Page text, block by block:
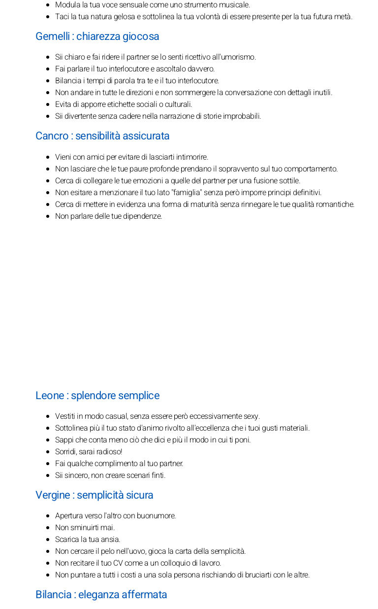
Modula la tua voce sensuale come uno strumento musicale.
Taci la tua natura gelosa e sottolinea la tua volontà di essere presente per la tua futura metà.
Gemelli : chiarezza giocosa
Sii chiaro e fai ridere il partner se lo senti ricettivo all'umorismo.
Fai parlare il tuo interlocutore e ascoltalo davvero.
Bilancia i tempi di parola tra te e il tuo interlocutore.
Non andare in tutte le direzioni e non sommergere la conversazione con dettagli inutili.
Evita di apporre etichette sociali o culturali.
Sii divertente senza cadere nella narrazione di storie improbabili.
Cancro : sensibilità assicurata
Vieni con amici per evitare di lasciarti intimorire.
Non lasciare che le tue paure profonde prendano il sopravvento sul tuo comportamento.
Cerca di collegare le tue emozioni a quelle del partner per una fusione sottile.
Non esitare a menzionare il tuo lato "famiglia" senza però imporre principi definitivi.
Cerca di mettere in evidenza una forma di maturità senza rinnegare le tue qualità romantiche.
Non parlare delle tue dipendenze.
Leone : splendore semplice
Vestiti in modo casual, senza essere però eccessivamente sexy.
Sottolinea più il tuo stato d'animo rivolto all'eccellenza che i tuoi gusti materiali.
Sappi che conta meno ciò che dici e più il modo in cui ti poni.
Sorridi, sarai radioso!
Fai qualche complimento al tuo partner.
Sii sincero, non creare scenari finti.
Vergine : semplicità sicura
Apertura verso l'altro con buonumore.
Non sminuirti mai.
Scarica la tua ansia.
Non cercare il pelo nell'uovo, gioca la carta della semplicità.
Non recitare il tuo CV come a un colloquio di lavoro.
Non puntare a tutti i costi a una sola persona rischiando di bruciarti con le altre.
Bilancia : eleganza affermata